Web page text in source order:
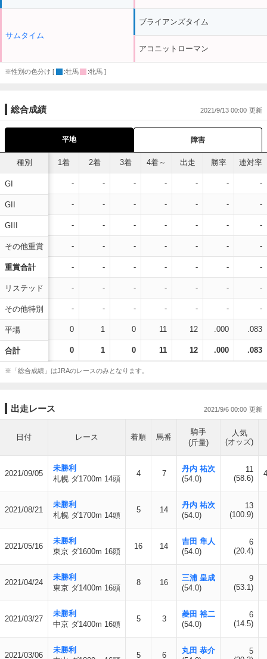
サムタイム
ブライアンズタイム
アコニットローマン
※性別の色分け [ :牡馬 :牝馬 ]
総合成績 2021/9/13 00:00
平地 障害
種別
GI
GII
GIII
その他重賞
重賞合計
リステッド
その他特別
平場
合計
1着 2着 3着 4着～ 出走 勝率 連対率
- - - - - - -
- - - - - - -
- - - - - - -
- - - - - - -
- - - - - - -
- - - - - - -
- - - - - - -
0 1 0 11 12 .000 .083
0 1 0 11 12 .000 .083
※「総合成績」はJRAのレースのみとなります。
出走レース 2021/9/6 00:00
日付 レース 着順 馬番
騎手
(斤量)
人気
(オッズ)
2021/09/05
未勝利
札幌 ダ1700m 14頭
4 7
丹内 祐次
(54.0)
11
(58.6)
2021/08/21
未勝利
札幌 ダ1700m 14頭
5 14
丹内 祐次
(54.0)
13
(100.9)
2021/05/16
未勝利
東京 ダ1600m 16頭
16 14
吉田 隼人
(54.0)
6
(20.4)
2021/04/24
未勝利
東京 ダ1400m 16頭
8 16
三浦 皇成
(54.0)
9
(53.1)
2021/03/27
未勝利
中京 ダ1400m 16頭
5 3
菱田 裕二
(54.0)
6
(14.5)
2021/03/06
未勝利
5 6
丸田 恭介
5